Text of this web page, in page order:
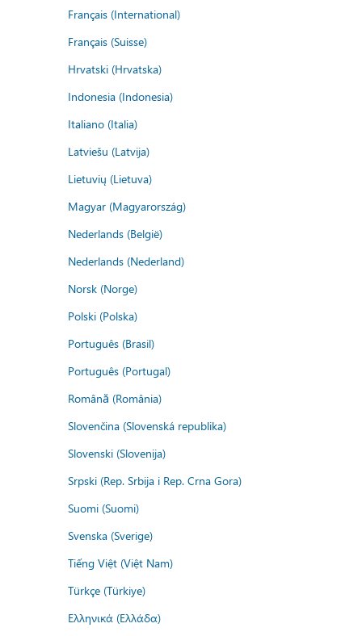
Français (International)
Français (Suisse)
Hrvatski (Hrvatska)
Indonesia (Indonesia)
Italiano (Italia)
Latviešu (Latvija)
Lietuvių (Lietuva)
Magyar (Magyarország)
Nederlands (België)
Nederlands (Nederland)
Norsk (Norge)
Polski (Polska)
Português (Brasil)
Português (Portugal)
Română (România)
Slovenčina (Slovenská republika)
Slovenski (Slovenija)
Srpski (Rep. Srbija i Rep. Crna Gora)
Suomi (Suomi)
Svenska (Sverige)
Tiếng Việt (Việt Nam)
Türkçe (Türkiye)
Ελληνικά (Ελλάδα)